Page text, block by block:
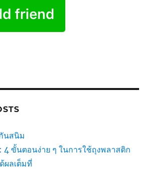
นสนิม
4 ขั้นตอนง่าย ๆ ในการใช้ถุงพลาสติก
ผลเต็มที่